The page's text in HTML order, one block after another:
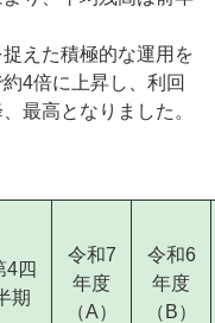
えた積極的な運用を
4倍に上昇し、利回
最高となりました。
4四
期
令和7
年度
（A）
令和6
年度
（B）